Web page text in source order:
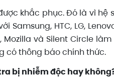
khắc phục. Đó là vì
Samsung, HTC, LG,
Mozilla và Silent Circle
có thông báo chính thức.
bị nhiễm độc hay